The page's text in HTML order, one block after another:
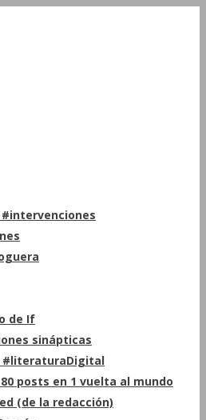
de If
sinápticas
#literaturaDigital
80 posts en 1 vuelta al mundo
(de la redacción)